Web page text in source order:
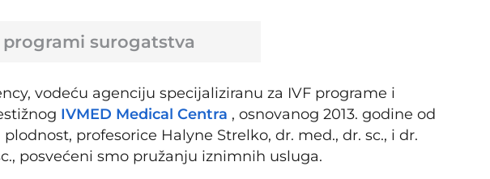
programi surogatstva
vodeću agenciju specijaliziranu za IVF programe i
IVMED Medical Centra , osnovanog 2013. godine od
profesorice Halyne Strelko, dr. med., dr. sc., i dr.
posvećeni smo pružanju iznimnih usluga.